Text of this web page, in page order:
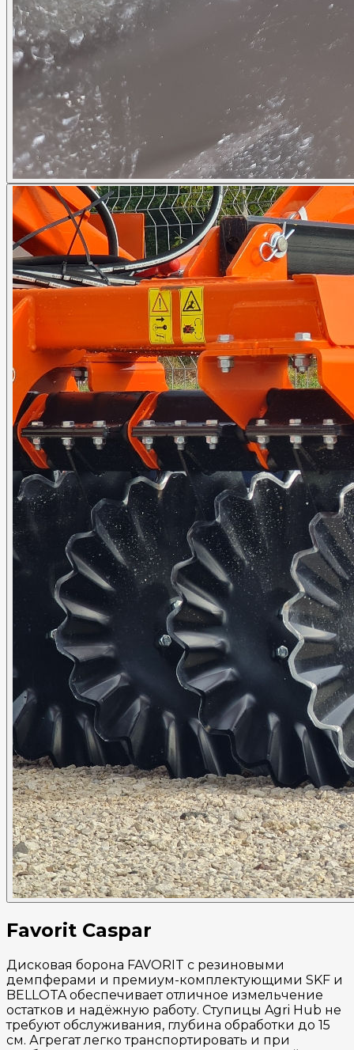
Favorit Caspar
Дисковая борона FAVORIT с резиновыми
демпферами и премиум-комплектующими SKF и
BELLOTA обеспечивает отличное измельчение
остатков и надёжную работу. Ступицы Agri Hub не
требуют обслуживания, глубина обработки до 15
см. Агрегат легко транспортировать и при